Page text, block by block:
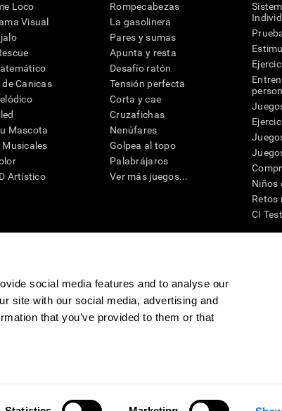
social media features and to analyse our
site with our social media, advertising and
that you’ve provided to them or that
Loco
Visual
Canicas
Mascota
Musicales
Artístico
Rompecabezas
La gasolinera
Pares y sumas
Apunta y resta
Desafío ratón
Tensión perfecta
Corta y cae
Cruzafichas
Nenúfares
Golpea al topo
Palabrájaros
Ver más juegos...
Niños
Retos
CI Test
de ofrecer a un médico información pertinente para diseñar una intervención
pueden utilizar como ayuda para determinar si un individuo debe ser
diagnóstico médico de ningún tipo. Un diagnóstico de TDAH, dislexia,
factores. De acuerdo al uso indicado, CogniFit no indica que esta
en cualquier campo de investigación relacionado con la cognición. Si se
el centro de investigación y será una obligación por parte del investigador.
en virtud de lo dispuesto en la Sección 45 CFR 46 del Código de